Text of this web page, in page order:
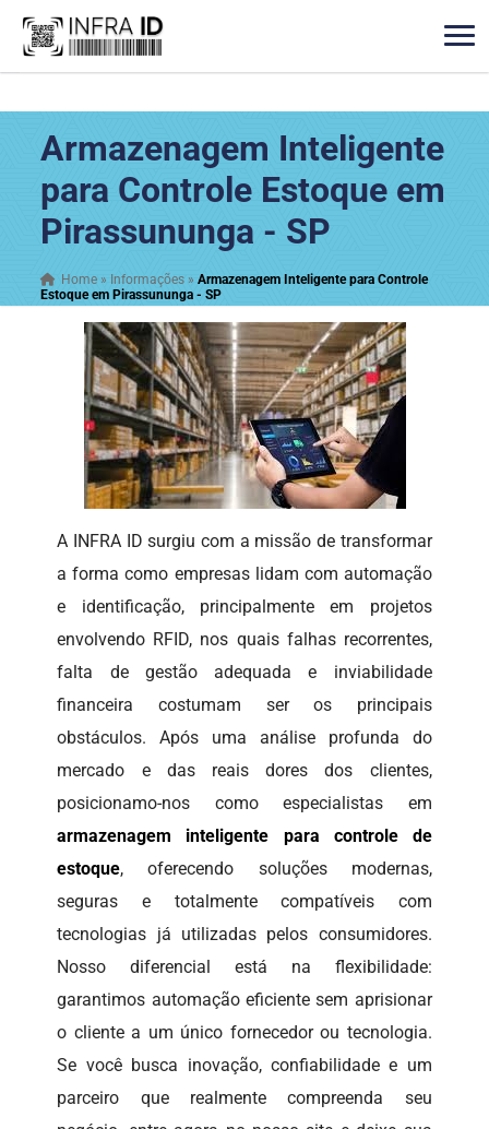
Armazenagem Inteligente
para Controle Estoque em
Pirassununga - SP
Home » Informações »Armazenagem Inteligente para Controle
Estoque em Pirassununga - SP
A INFRA ID surgiu com a missão de transformar
a forma como empresas lidam com automação
e identificação, principalmente em projetos
envolvendo RFID, nos quais falhas recorrentes,
falta de gestão adequada e inviabilidade
financeira costumam ser os principais
obstáculos. Após uma análise profunda do
mercado e das reais dores dos clientes,
posicionamo-nos como especialistas em
armazenagem inteligente para controle de
estoque, oferecendo soluções modernas,
seguras e totalmente compatíveis com
tecnologias já utilizadas pelos consumidores.
Nosso diferencial está na flexibilidade:
garantimos automação eficiente sem aprisionar
o cliente a um único fornecedor ou tecnologia.
Se você busca inovação, confiabilidade e um
parceiro que realmente compreenda seu